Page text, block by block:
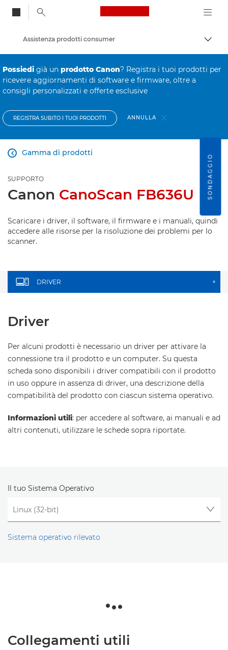
Canon Logo, back
Assistenza prodotti consumer
Possiedi già un prodotto Canon? Registra i tuoi prodotti per
ricevere aggiornamenti di software e firmware, oltre a
consigli personalizzati e offerte esclusive
REGISTRA SUBITO I TUOI PRODOTTI ANNULLA
Gamma di prodotti

SUPPORTO
Canon CanoScan FB636U
Scaricare i driver, il software, il firmware e i manuali, quindi
accedere alle risorse per la risoluzione dei problemi per lo
scanner.
DRIVER +
Driver
Per alcuni prodotti è necessario un driver per attivare la
connessione tra il prodotto e un computer. Su questa
scheda sono disponibili i driver compatibili con il prodotto
in uso oppure in assenza di driver, una descrizione della
compatibilità del prodotto con ciascun sistema operativo.
Informazioni utili: per accedere al software, ai manuali e ad
altri contenuti, utilizzare le schede sopra riportate.
Il tuo Sistema Operativo
Sistema operativo rilevato
Collegamenti utili
SONDAGGIO